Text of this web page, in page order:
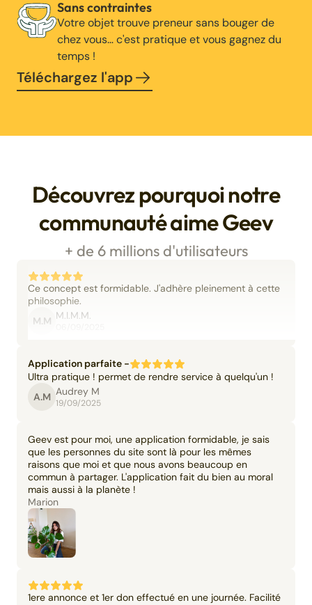
Sans contraintes
Votre objet trouve preneur sans bouger de
chez vous… c'est pratique et vous gagnez du
temps !
Téléchargez l'app
Découvrez pourquoi notre
communauté aime Geev
+ de 6 millions d'utilisateurs
Ce concept est formidable. J'adhère pleinement à cette
philosophie.
M.M M.I.M.M.
Application parfaite -
Ultra pratique ! permet de rendre service à quelqu'un !
A.M Audrey M
19/09/2025
Geev est pour moi, une application formidable, je sais
que les personnes du site sont là pour les mêmes
raisons que moi et que nous avons beaucoup en
commun à partager. L'application fait du bien au moral
mais aussi à la planète !
Marion
1ere annonce et 1er don effectué en une journée. Facilité